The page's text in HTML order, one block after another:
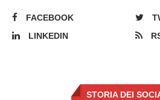
FACEBOOK
LINKEDIN
STORIA DEI